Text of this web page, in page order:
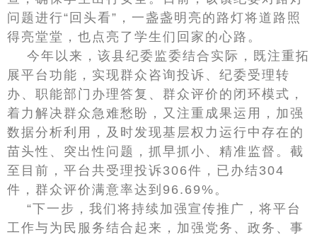
问题进行“回头看”，一盏盏明亮的路灯将道路照
得亮堂堂，也点亮了学生们回家的心路。
今年以来，该县纪委监委结合实际，既注重拓
展平台功能，实现群众咨询投诉、纪委受理转
办、职能部门办理答复、群众评价的闭环模式，
着力解决群众急难愁盼，又注重成果运用，加强
数据分析利用，及时发现基层权力运行中存在的
苗头性、突出性问题，抓早抓小、精准监督。截
至目前，平台共受理投诉306件，已办结304
件，群众评价满意率达到96.69%。
“下一步，我们将持续加强宣传推广，将平台
工作与为民服务结合起来，加强党务、政务、事